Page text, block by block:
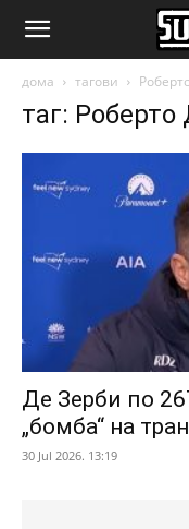
SuperSport.mk
дома тагови
таг:
Де Зерби по
„бомба“ на
30 Jul 2026. 13:19